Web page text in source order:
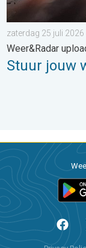
zaterdag 25 juli 2026
Weer&Radar
Stuur jouw